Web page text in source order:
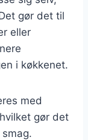
gør det til
eller
i køkkenet.
med
gør det